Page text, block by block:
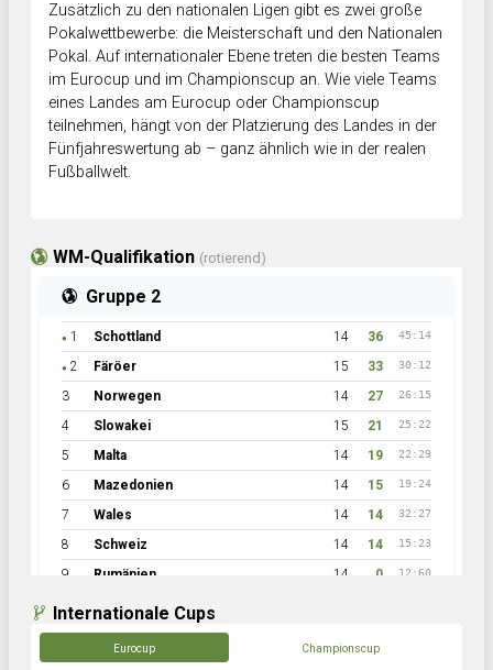
Zusätzlich zu den nationalen Ligen gibt es zwei große
Pokalwettbewerbe: die Meisterschaft und den Nationalen
Pokal. Auf internationaler Ebene treten die besten Teams
im Eurocup und im Championscup an. Wie viele Teams
eines Landes am Eurocup oder Championscup
teilnehmen, hängt von der Platzierung des Landes in der
Fünfjahreswertung ab – ganz ähnlich wie in der realen
Fußballwelt.
WM-Qualifikation (rotierend)
Gruppe 2
● 1 Schottland 14 36 45:14
● 2 Färöer 15 33 30:12
3 Norwegen 14 27 26:15
4 Slowakei 15 21 25:22
5 Malta 14 19 22:29
6 Mazedonien 14 15 19:24
7 Wales 14 14 32:27
8 Schweiz 14 14 15:23
9 Rumänien 14 0 12:60
Internationale Cups
Eurocup Championscup